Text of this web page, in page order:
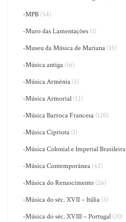
-MPB (54)
-Muro das Lamentações (1)
-Museu da Música de Mariana (15)
-Música antiga (16)
-Música Armênia (3)
-Música Armorial (12)
-Música Barroca Francesa (120)
-Música Cipriota (1)
-Música Colonial e Imperial Brasileira
-Música Contemporânea (42)
-Música do Renascimento (26)
-Música do séc. XVII – Itália (3)
-Música do séc. XVIII – Portugal (20)